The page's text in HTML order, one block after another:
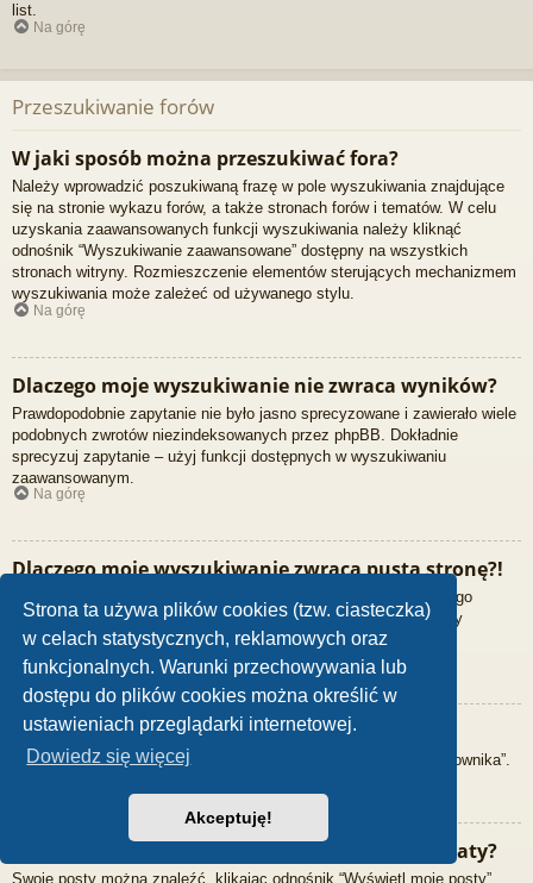
Strona ta używa plików cookies (tzw. ciasteczka)
w celach statystycznych, reklamowych oraz
funkcjonalnych. Warunki przechowywania lub
dostępu do plików cookies można określić w
ustawieniach przeglądarki internetowej.
Dowiedz się więcej
Akceptuję!
list.
Na górę
Przeszukiwanie forów
W jaki sposób można przeszukiwać fora?
Należy wprowadzić poszukiwaną frazę w pole wyszukiwania znajdujące
się na stronie wykazu forów, a także stronach forów i tematów. W celu
uzyskania zaawansowanych funkcji wyszukiwania należy kliknąć
odnośnik “Wyszukiwanie zaawansowane” dostępny na wszystkich
stronach witryny. Rozmieszczenie elementów sterujących mechanizmem
wyszukiwania może zależeć od używanego stylu.
Na górę
Dlaczego moje wyszukiwanie nie zwraca wyników?
Prawdopodobnie zapytanie nie było jasno sprecyzowane i zawierało wiele
podobnych zwrotów niezindeksowanych przez phpBB. Dokładnie
sprecyzuj zapytanie – użyj funkcji dostępnych w wyszukiwaniu
zaawansowanym.
Na górę
Dlaczego moje wyszukiwanie zwraca pustą stronę?!
Wyszukiwanie zwróciło zbyt dużo wyników. Użyj zaawansowanego
wyszukiwania i postaraj się bardziej precyzyjnie określić szukany
fragment oraz fora, które mają być przeszukane.
Na górę
Jak można wyszukać użytkowników?
Przejdź na stronę “Użytkownicy” i kliknij odnośnik “Znajdź użytkownika”.
W jaki sposób można znaleźć swoje posty i tematy?
Swoje posty można znaleźć, klikając odnośnik “Wyświetl moje posty”